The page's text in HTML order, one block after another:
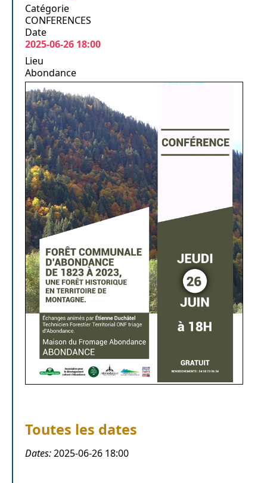
Catégorie
CONFERENCES
Date
2025-06-26 18:00
Lieu
Abondance
Toutes les dates
Dates:2025-06-26 18:00